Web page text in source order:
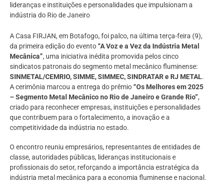
lideranças e instituições e personalidades que impulsionam a
indústria do Rio de Janeiro
A Casa FIRJAN, em Botafogo, foi palco, na última terça-feira (9),
da primeira edição do evento“A Voz e a Vez da Indústria Metal
Mecânica”, uma iniciativa inédita promovida pelos cinco
sindicatos patronais do segmento metal mecânico fluminense:
SINMETAL/CEMRIO, SIMME, SIMMEC, SINDRATAR e RJ METAL.
A cerimônia marcou a entrega do prêmio“Os Melhores em 2025
– Segmento Metal Mecânico no Rio de Janeiro e Grande Rio”,
criado para reconhecer empresas, instituições e personalidades
que contribuem para o fortalecimento, a inovação e a
competitividade da indústria no estado.
O encontro reuniu empresários, representantes de entidades de
classe, autoridades públicas, lideranças institucionais e
profissionais do setor, reforçando a importância estratégica da
indústria metal mecânica para a economia fluminense e nacional.